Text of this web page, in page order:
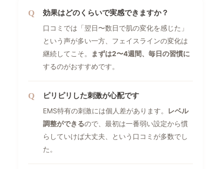
効果はどのくらいで実感できますか？
口コミでは「翌日〜数日で肌の変化を感じた」
という声が多い一方、フェイスラインの変化は
継続してこそ。
まずは2〜4週間、毎日の習慣に
するのがおすすめです。
ピリピリした刺激が心配です
EMS特有の刺激には個人差があります。
レベル
調整ができるので、最初は一番弱い設定から慣
らしていけば大丈夫、という口コミが多数でし
た。